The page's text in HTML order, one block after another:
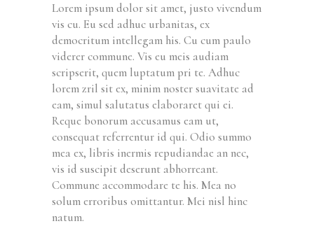
Lorem ipsum dolor sit amet, justo vivendum
vis cu. Eu sed adhuc urbanitas, ex
democritum intellegam his. Cu cum paulo
viderer commune. Vis eu meis audiam
scripserit, quem luptatum pri te. Adhuc
lorem zril sit ex, minim noster suavitate ad
eam, simul salutatus elaboraret qui ei.
Reque bonorum accusamus eam ut,
consequat referrentur id qui. Odio summo
mea ex, libris inermis repudiandae an nec,
vis id suscipit deserunt abhorreant.
Commune accommodare te his. Mea no
solum erroribus omittantur. Mei nisl hinc
natum.